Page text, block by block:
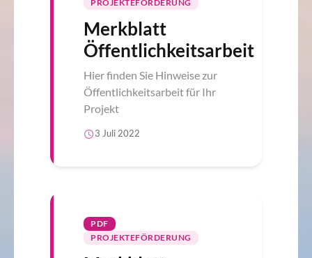
PROJEKTEFÖRDERUNG
Merkblatt
Öffentlichkeitsarbeit
Hier finden Sie Hinweise zur
Öffentlichkeitsarbeit für Ihr
Projekt
3 Juli 2022
PDF
PROJEKTEFÖRDERUNG